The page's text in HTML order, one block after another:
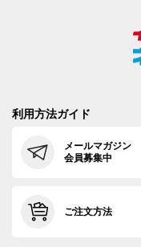
利用方法ガイド
メールマガジン
会員募集中
ご注文方法